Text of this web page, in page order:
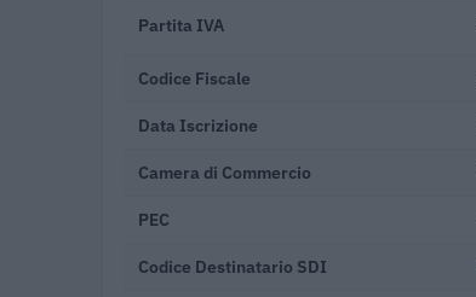
Partita IVA
Codice Fiscale
Data Iscrizione
Camera di Commercio
PEC
Codice Destinatario SDI